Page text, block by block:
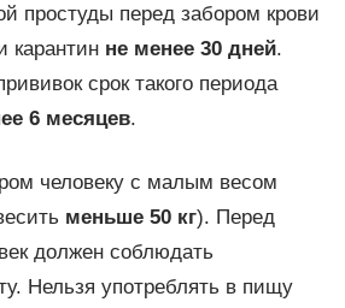
простуды перед забором крови
карантин не менее 30 дней.
срок такого периода
6 месяцев.
человеку с малым весом
меньше 50 кг). Перед
должен соблюдать
Нельзя употреблять в пищу